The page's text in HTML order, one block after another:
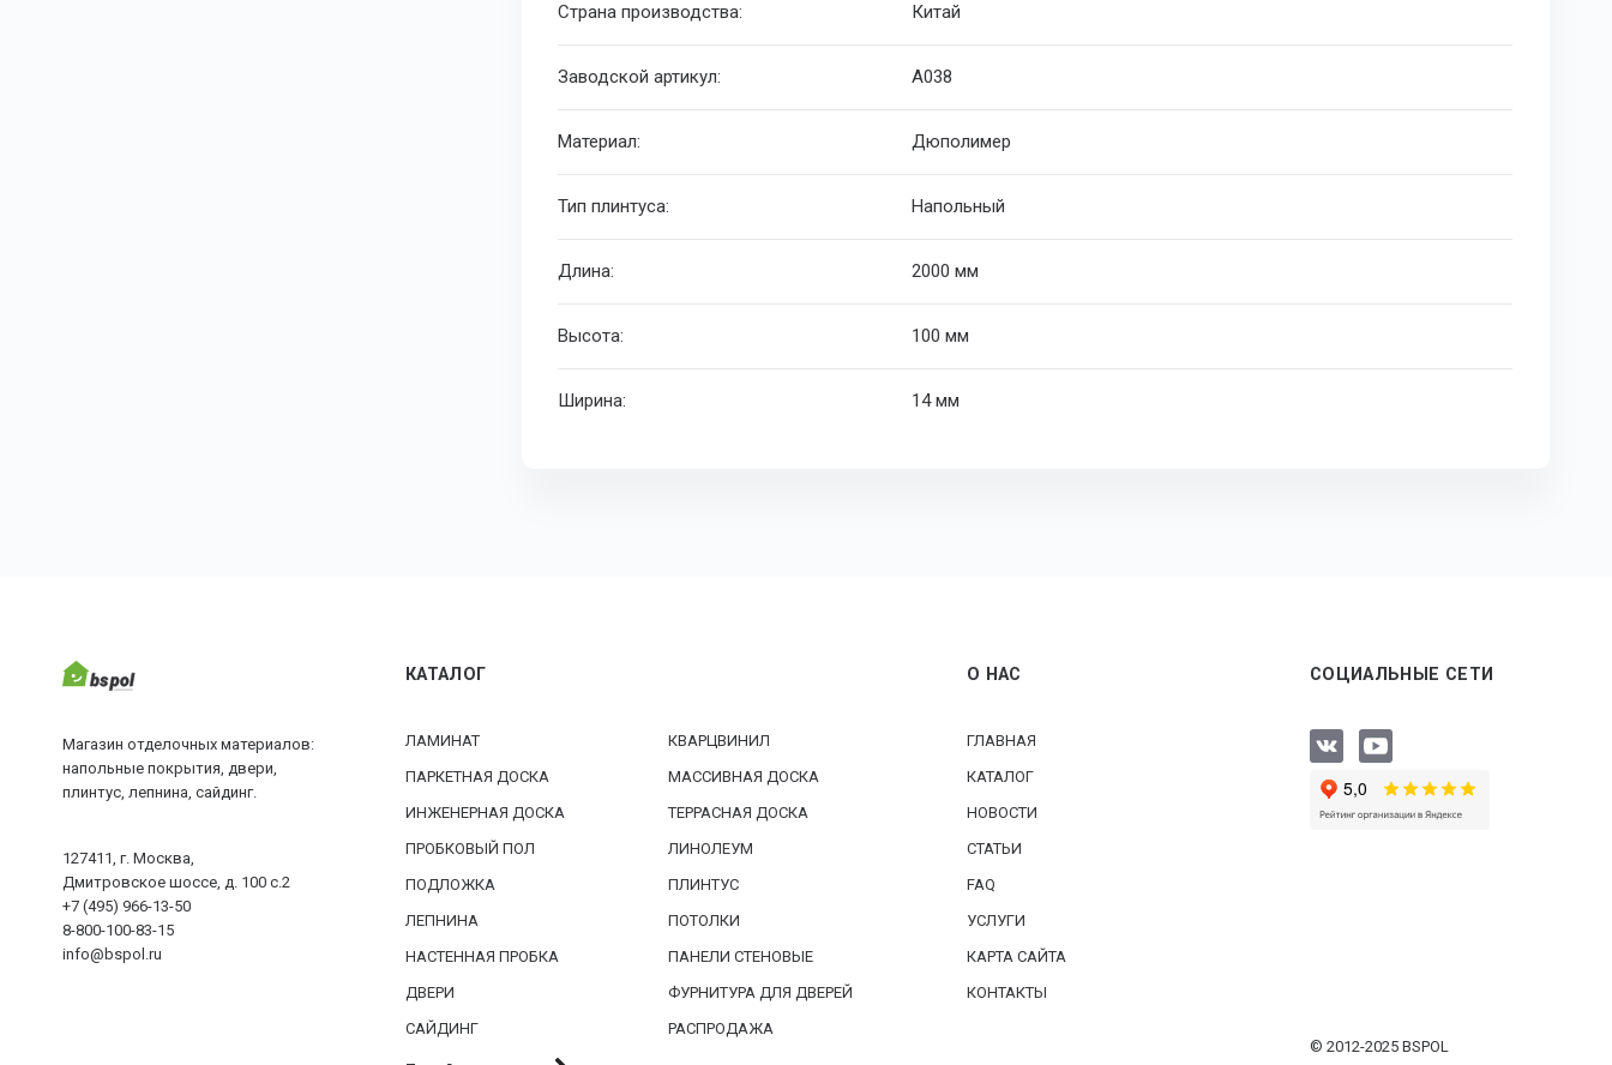
Страна производства: Китай
Заводской артикул: А038
Материал: Дюполимер
Тип плинтуса: Напольный
Длина: 2000 мм
Высота: 100 мм
Ширина: 14 мм
Магазин отделочных материалов:
напольные покрытия, двери,
плинтус, лепнина, сайдинг.
127411, г. Москва,
Дмитровское шоссе, д. 100 с.2
+7 (495) 966-13-50
8-800-100-83-15
info@bspol.ru
КАТАЛОГ
ЛАМИНАТ
КВАРЦВИНИЛ
ПАРКЕТНАЯ ДОСКА
МАССИВНАЯ ДОСКА
ИНЖЕНЕРНАЯ ДОСКА
ТЕРРАСНАЯ ДОСКА
ПРОБКОВЫЙ ПОЛ
ЛИНОЛЕУМ
ПОДЛОЖКА
ПЛИНТУС
ЛЕПНИНА
ПОТОЛКИ
НАСТЕННАЯ ПРОБКА
ПАНЕЛИ СТЕНОВЫЕ
ДВЕРИ
ФУРНИТУРА ДЛЯ ДВЕРЕЙ
САЙДИНГ
РАСПРОДАЖА
О НАС
ГЛАВНАЯ
КАТАЛОГ
НОВОСТИ
СТАТЬИ
FAQ
УСЛУГИ
КАРТА САЙТА
КОНТАКТЫ
© 2012-2025 BSPOL
СОЦИАЛЬНЫЕ СЕТИ